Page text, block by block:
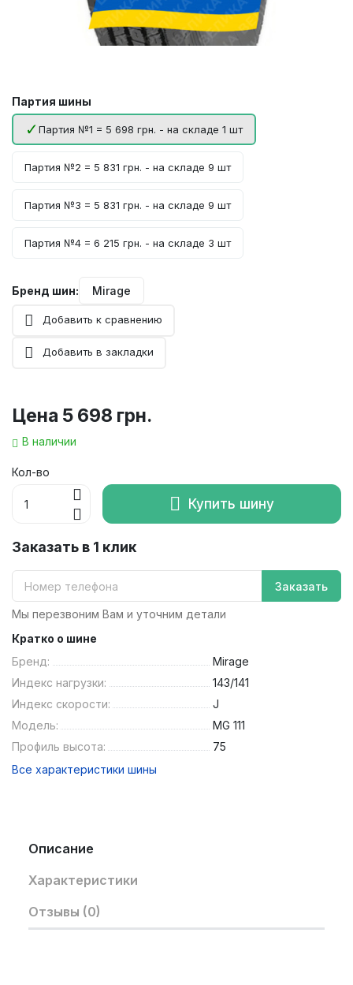
Партия шины
Партия №1 = 5 698 грн. - на складе 1 шт
Партия №2 = 5 831 грн. - на складе 9 шт
Партия №3 = 5 831 грн. - на складе 9 шт
Партия №4 = 6 215 грн. - на складе 3 шт
Бренд шин: Mirage
Добавить к сравнению
Добавить в закладки
Цена 5 698 грн.
В наличии
Кол-во
Купить шину
Заказать в 1 клик
Заказать
Мы перезвоним Вам и уточним детали
Кратко о шине
Бренд:
Mirage
Индекс нагрузки:
143/141
Индекс скорости:
J
Модель:
MG 111
Профиль высота:
75
Все характеристики шины
Описание
Характеристики
Отзывы (0)